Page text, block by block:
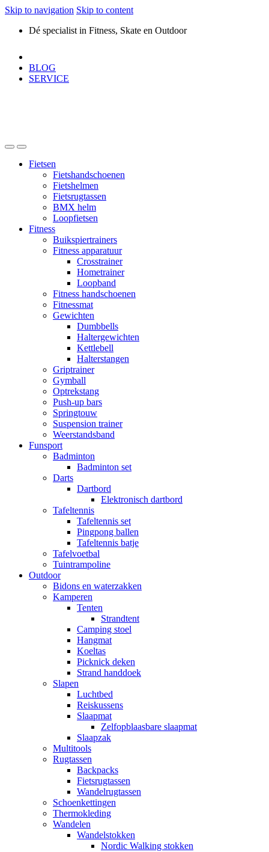
Skip to navigation Skip to content
Dé specialist in Fitness, Skate en Outdoor
BLOG
SERVICE
Fietsen
Fietshandschoenen
Fietshelmen
Fietsrugtassen
BMX helm
Loopfietsen
Fitness
Buikspiertrainers
Fitness apparatuur
Crosstrainer
Hometrainer
Loopband
Fitness handschoenen
Fitnessmat
Gewichten
Dumbbells
Haltergewichten
Kettlebell
Halterstangen
Griptrainer
Gymball
Optrekstang
Push-up bars
Springtouw
Suspension trainer
Weerstandsband
Funsport
Badminton
Badminton set
Darts
Dartbord
Elektronisch dartbord
Tafeltennis
Tafeltennis set
Pingpong ballen
Tafeltennis batje
Tafelvoetbal
Tuintrampoline
Outdoor
Bidons en waterzakken
Kamperen
Tenten
Strandtent
Camping stoel
Hangmat
Koeltas
Picknick deken
Strand handdoek
Slapen
Luchtbed
Reiskussens
Slaapmat
Zelfopblaasbare slaapmat
Slaapzak
Multitools
Rugtassen
Backpacks
Fietsrugtassen
Wandelrugtassen
Schoenkettingen
Thermokleding
Wandelen
Wandelstokken
Nordic Walking stokken